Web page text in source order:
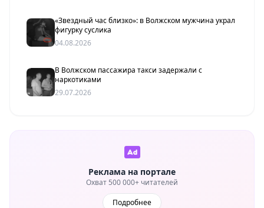
«Звездный час близко»: в Волжском мужчина украл
фигурку суслика
04.08.2026
В Волжском пассажира такси задержали с
наркотиками
29.07.2026
Реклама на портале
Охват 500 000+ читателей
Подробнее